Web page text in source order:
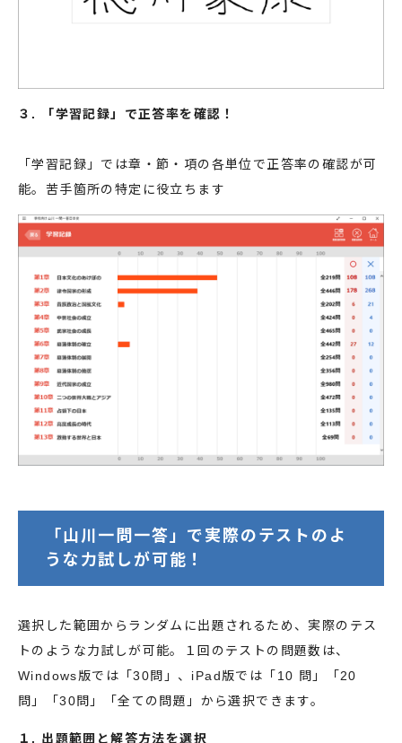
３. 「学習記録」で正答率を確認！
「学習記録」では章・節・項の各単位で正答率の確認が可
能。苦手箇所の特定に役立ちます
「山川一問一答」で実際のテストのよ
うな力試しが可能！
選択した範囲からランダムに出題されるため、実際のテス
トのような力試しが可能。１回のテストの問題数は、
Windows版では「30問」、iPad版では「10 問」「20
問」「30問」「全ての問題」から選択できます。
１. 出題範囲と解答方法を選択